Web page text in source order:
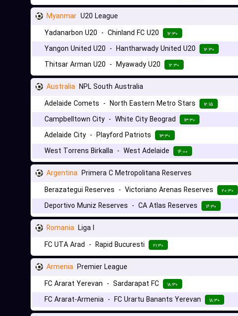
Myanmar U20 League
Yadanarbon U20 - Chinland FC U20 ۱۲:۳۰
Yangon United U20 - Hantharwady United U20 ۱۲:۳۰
Thitsar Arman U20 - Myawady U20 ۱۲:۳۰
Australia NPL South Australia
Adelaide Comets - North Eastern Metro Stars ۱۲:۱۵
Campbelltown City - White City Beograd ۱۳:۳۰
Adelaide City - Playford Patriots ۱۳:۳۰
West Torrens Birkalla - West Adelaide ۱۴:۰۰
Argentina Primera C Metropolitana Reserves
Berazategui Reserves - Victoriano Arenas Reserves ۲۰:۳۰
Deportivo Muniz Reserves - CA Atlas Reserves ۱۶:۳۰
Romania Liga I
FC UTA Arad - Rapid Bucuresti ۲۱:۳۰
Armenia Premier League
FC Ararat Yerevan - Sardarapat FC ۱۸:۳۰
FC Ararat-Armenia - FC Urartu Banants Yerevan ۱۸:۳۰